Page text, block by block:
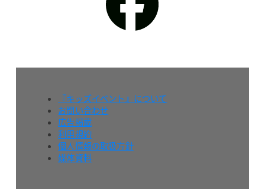
『キッズイベント』について
お問い合わせ
広告掲載
利用規約
個人情報の取扱方針
媒体資料